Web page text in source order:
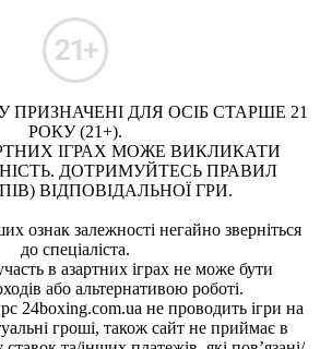
ПРИЗНАЧЕНІ ДЛЯ ОСІБ СТАРШЕ 21
РОКУ (21+).
ІГРАХ МОЖЕ ВИКЛИКАТИ
ДОТРИМУЙТЕСЬ ПРАВИЛ
ВІДПОВІДАЛЬНОЇ ГРИ.
ознак залежності негайно зверніться
до спеціаліста.
в азартних іграх не може бути
або альтернативою роботі.
24boxing.com.ua не проводить ігри на
гроші, також сайт не приймає в